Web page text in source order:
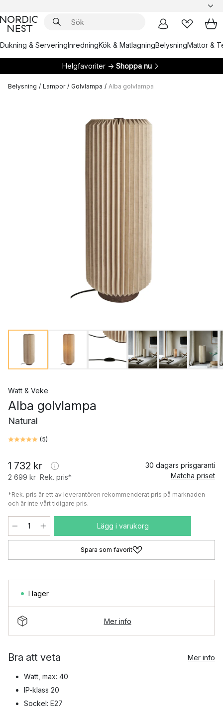
Dukning & ServeringInredningKök & MatlagningBelysningMattor &
Helgfavoriter → Shoppa nu
Belysning / Lampor / Golvlampa / Alba golvlampa
Watt & Veke
Alba golvlampa
Natural
(5)
1 732 kr
2 699 kr Rek. pris*
30 dagars prisgaranti
Matcha priset
*Rek. pris är ett av leverantören rekommenderat pris på marknaden
och är inte vårt tidigare pris.
Lägg i varukorg
Spara som favorit
I lager
Mer info
Bra att veta Mer info
Watt, max: 40
IP-klass 20
Sockel: E27